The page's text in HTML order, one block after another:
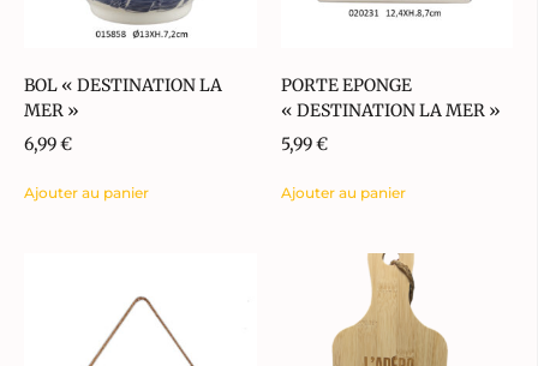
BOL « DESTINATION LA
MER »
6,99€
Ajouter au panier
PORTE EPONGE
« DESTINATION LA MER »
5,99€
Ajouter au panier